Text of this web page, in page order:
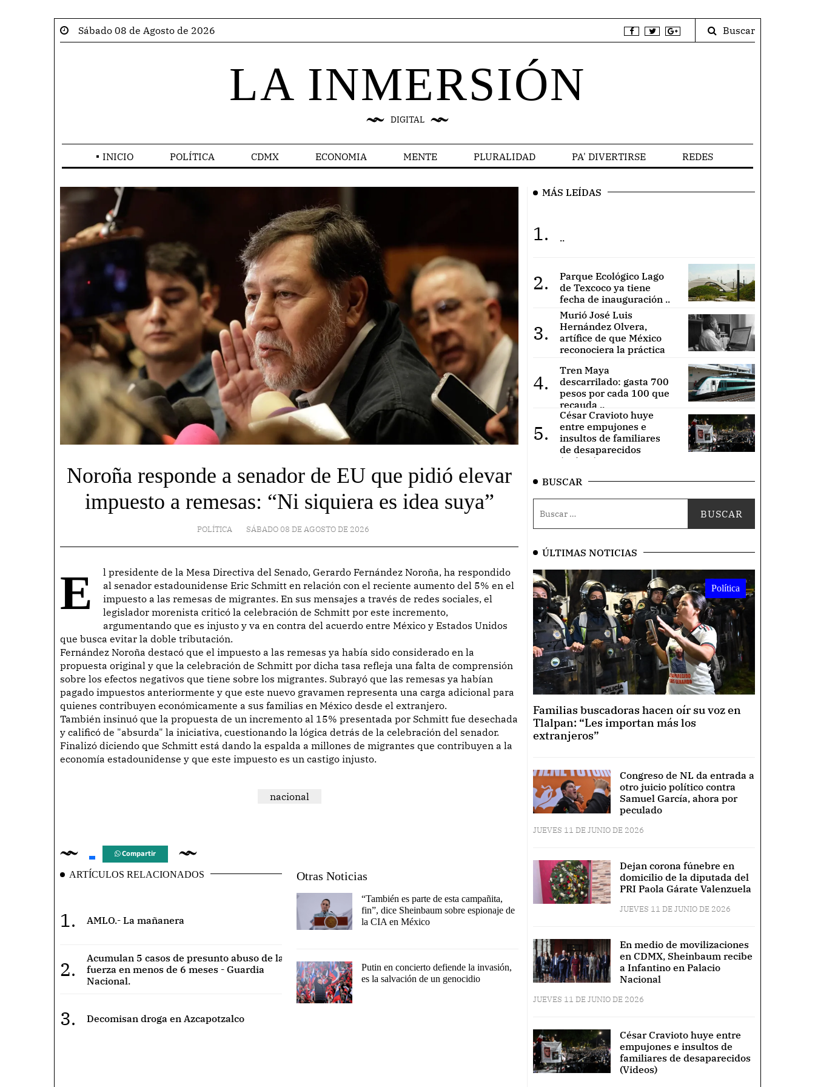
Sábado 08 de Agosto de 2026 Buscar
LA INMERSIÓN
DIGITAL
INICIO POLÍTICA CDMX ECONOMIA MENTE PLURALIDAD PA' DIVERTIRSE REDES
Noroña responde a senador de EU que pidió elevar
impuesto a remesas: “Ni siquiera es idea suya”
POLÍTICA SÁBADO 08 DE AGOSTO DE 2026
El presidente de la Mesa Directiva del Senado, Gerardo Fernández Noroña, ha respondido
al senador estadounidense Eric Schmitt en relación con el reciente aumento del 5% en el
impuesto a las remesas de migrantes. En sus mensajes a través de redes sociales, el
legislador morenista criticó la celebración de Schmitt por este incremento,
argumentando que es injusto y va en contra del acuerdo entre México y Estados Unidos
que busca evitar la doble tributación.
Fernández Noroña destacó que el impuesto a las remesas ya había sido considerado en la
propuesta original y que la celebración de Schmitt por dicha tasa refleja una falta de comprensión
sobre los efectos negativos que tiene sobre los migrantes. Subrayó que las remesas ya habían
pagado impuestos anteriormente y que este nuevo gravamen representa una carga adicional para
quienes contribuyen económicamente a sus familias en México desde el extranjero.
También insinuó que la propuesta de un incremento al 15% presentada por Schmitt fue desechada
y calificó de "absurda" la iniciativa, cuestionando la lógica detrás de la celebración del senador.
Finalizó diciendo que Schmitt está dando la espalda a millones de migrantes que contribuyen a la
economía estadounidense y que este impuesto es un castigo injusto.
nacional
Compartir
ARTÍCULOS RELACIONADOS
1. AMLO.- La mañanera
2.
Acumulan 5 casos de presunto abuso de la
fuerza en menos de 6 meses - Guardia
Nacional.
3. Decomisan droga en Azcapotzalco
Otras Noticias
“También es parte de esta campañita,
fin”, dice Sheinbaum sobre espionaje de
la CIA en México
Putin en concierto defiende la invasión,
es la salvación de un genocidio
MÁS LEÍDAS
1. ..
2.
Parque Ecológico Lago
de Texcoco ya tiene
fecha de inauguración ..
3.
Murió José Luis
Hernández Olvera,
artífice de que México
reconociera la práctica
4.
Tren Maya
descarrilado: gasta 700
pesos por cada 100 que
recauda ..
5.
César Cravioto huye
entre empujones e
insultos de familiares
de desaparecidos
(Videos) ..
BUSCAR
ÚLTIMAS NOTICIAS
Política
Familias buscadoras hacen oír su voz en
Tlalpan: “Les importan más los
extranjeros”
Congreso de NL da entrada a
otro juicio político contra
Samuel García, ahora por
peculado
JUEVES 11 DE JUNIO DE 2026
Dejan corona fúnebre en
domicilio de la diputada del
PRI Paola Gárate Valenzuela
JUEVES 11 DE JUNIO DE 2026
En medio de movilizaciones
en CDMX, Sheinbaum recibe
a Infantino en Palacio
Nacional
JUEVES 11 DE JUNIO DE 2026
César Cravioto huye entre
empujones e insultos de
familiares de desaparecidos
(Videos)